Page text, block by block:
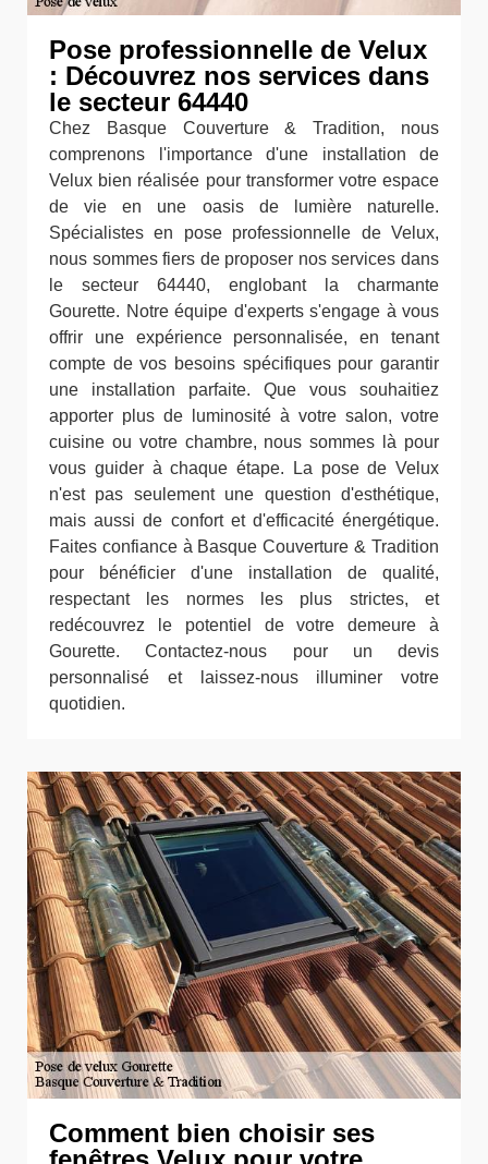
Pose professionnelle de Velux
: Découvrez nos services dans
le secteur 64440
Chez Basque Couverture & Tradition, nous
comprenons l'importance d'une installation de
Velux bien réalisée pour transformer votre espace
de vie en une oasis de lumière naturelle.
Spécialistes en pose professionnelle de Velux,
nous sommes fiers de proposer nos services dans
le secteur 64440, englobant la charmante
Gourette. Notre équipe d'experts s'engage à vous
offrir une expérience personnalisée, en tenant
compte de vos besoins spécifiques pour garantir
une installation parfaite. Que vous souhaitiez
apporter plus de luminosité à votre salon, votre
cuisine ou votre chambre, nous sommes là pour
vous guider à chaque étape. La pose de Velux
n'est pas seulement une question d'esthétique,
mais aussi de confort et d'efficacité énergétique.
Faites confiance à Basque Couverture & Tradition
pour bénéficier d'une installation de qualité,
respectant les normes les plus strictes, et
redécouvrez le potentiel de votre demeure à
Gourette. Contactez-nous pour un devis
personnalisé et laissez-nous illuminer votre
quotidien.
Comment bien choisir ses